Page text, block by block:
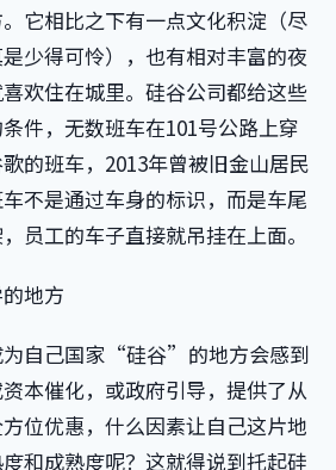
它相比之下有一点文化积淀（尽
少得可怜），也有相对丰富的夜
欢住在城里。硅谷公司都给这些
件，无数班车在101号公路上穿
的班车，2013年曾被旧金山居民
不是通过车身的标识，而是车尾
员工的车子直接就吊挂在上面。
地方
为自己国家“硅谷”的地方会感到
本催化，或政府引导，提供了从
位优惠，什么因素让自己这片地
和成熟度呢？这就得说到托起硅